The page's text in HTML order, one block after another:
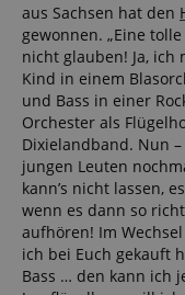
aus Sachsen hat den
gewonnen. „Eine
nicht glauben! Ja, ich
Kind in einem
und Bass in einer
Orchester als
Dixielandband. Nun
jungen Leuten
kann’s nicht lassen,
wenn es dann so
aufhören! Im
ich bei Euch gekauft
Bass … den kann ich